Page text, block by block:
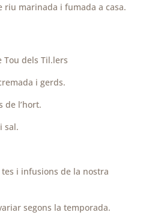
riu marinada i fumada a casa.
Tou dels Til.lers
i gerds.
de l’hort.
sal.
i infusions de la nostra
segons la temporada.